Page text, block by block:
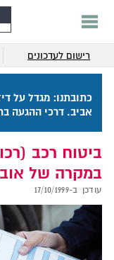
רישום לעדכונים
אביב. דרכי ההגעה
ביטוח רכב
במקרה של
עודכן ב-17/10/1999